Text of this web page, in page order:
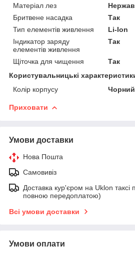
Матеріал лез
Бритвене насадка
Так
Тип елементів живлення
Li-Ion
Індикатор заряду
елементів живлення
Так
Щіточка для чищення
Так
Користувальницькі
Колір корпусу
Чорний
Приховати
Умови доставки
Нова Пошта
Самовивіз
Доставка кур'єром на Uklon таксі
повною передоплатою)
Всі умови доставки
Умови оплати